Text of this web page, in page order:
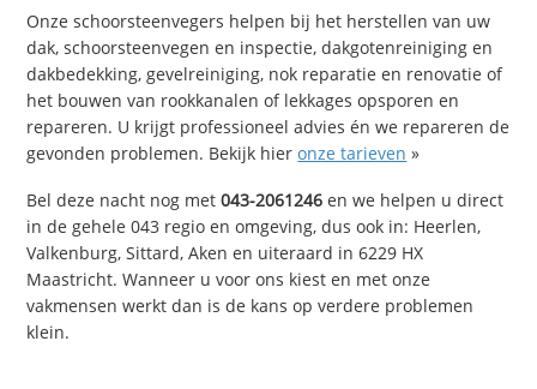
Onze schoorsteenvegers helpen bij het herstellen van uw
dak, schoorsteenvegen en inspectie, dakgotenreiniging en
dakbedekking, gevelreiniging, nok reparatie en renovatie of
het bouwen van rookkanalen of lekkages opsporen en
repareren. U krijgt professioneel advies én we repareren de
gevonden problemen. Bekijk hieronze tarieven »
Bel deze nacht nog met043-2061246 en we helpen u direct
in de gehele 043 regio en omgeving, dus ook in: Heerlen,
Valkenburg, Sittard, Aken en uiteraard in 6229 HX
Maastricht. Wanneer u voor ons kiest en met onze
vakmensen werkt dan is de kans op verdere problemen
klein.